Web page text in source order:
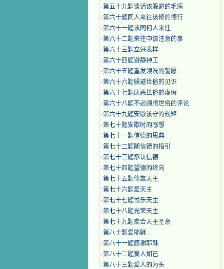
·第五十九题谈话该躲避的毛病
·第六十题同人来往该修的德行
·第六十一题该同何人来往
·第六十二题来往中该注意的事
·第六十三题立好表样
·第六十四题避静神工
·第六十五题重发领洗的誓愿
·第六十六题躲避世俗的见识
·第六十七题厌恶世俗的虚假
·第六十八题不必顾虑世俗的评论
·第六十九题安歇该守的规矩
·第七十题安歇时的感想
·第七十一题信德的恩典
·第七十二题随信德的指引
·第七十三题承认信德
·第七十四题望德的终向
·第七十五题倚靠天主
·第七十六题爱天主
·第七十七题悦乐天主
·第七十八题光荣天主
·第七十九题翕合天主圣意
·第八十题爱耶稣
·第八十一题感谢耶稣
·第八十二题爱人如己
·第八十三题爱人的为头